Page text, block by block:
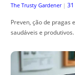
The Trusty Gardener |
Preven, ção de pragas
saudáveis e